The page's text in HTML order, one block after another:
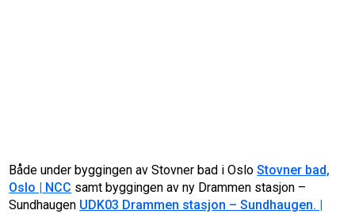
Både under byggingen av Stovner bad i OsloStovner bad,
Oslo | NCC samt byggingen av ny Drammen stasjon –
Sundhaugen UDK03 Drammen stasjon – Sundhaugen. |